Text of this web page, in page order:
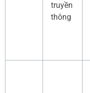
truyền
thông